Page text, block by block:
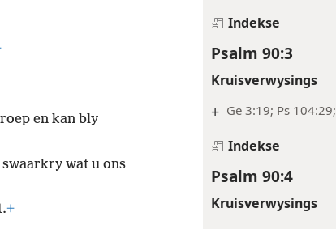
Indekse
Psalm 90:3
Kruisverwysings
+ Ge 3:19; Ps
Indekse
Psalm 90:4
Kruisverwysings
en kan bly
swaarkry wat u ons
+